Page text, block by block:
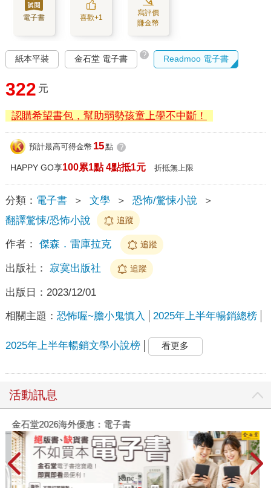
電子書 喜歡+1
寫評價
賺金幣
紙本平裝 金石堂 電子書 ? Readmoo 電子書
322 元
認購希望書包，幫助弱勢孩童上學不中斷！
預計最高可得金幣 15點 ?
HAPPY GO享100累1點 4點抵1元 折抵無上限
分類： 電子書 ＞ 文學 ＞ 恐怖/驚悚小說
＞
翻譯驚悚/恐怖小說
追蹤
作者： 傑森．雷庫拉克 追蹤
出版社： 寂寞出版社 追蹤
出版日： 2023/12/01
相關主題： 恐怖喔~膽小鬼慎入 2025年上半年暢銷總榜
2025年上半年暢銷文學小說榜 看更多
活動訊息
金石堂2026海外優惠：電子書